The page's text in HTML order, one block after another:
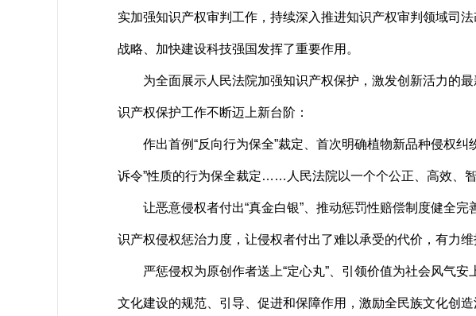
实加强知识产权审判工作，持续深入推进知识产权审判领域司
战略、加快建设科技强国发挥了重要作用。
为全面展示人民法院加强知识产权保护，激发创新活力的最
识产权保护工作不断迈上新台阶：
作出首例“反向行为保全”裁定、首次明确植物新品种侵权纠
诉令”性质的行为保全裁定……人民法院以一个个公正、高效、
让恶意侵权者付出“真金白银”、推动惩罚性赔偿制度健全
识产权侵权惩治力度，让侵权者付出了难以承受的代价，有力维
严惩侵权为原创作者送上“定心丸”、引领价值为社会风气安
文化建设的规范、引导、促进和保障作用，激励全民族文化创造